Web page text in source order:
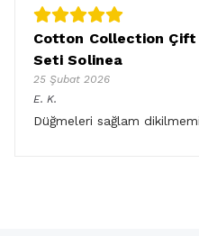
Cotton Collection Çift
Seti Solinea
25 Şubat 2026
E. K.
Düğmeleri sağlam